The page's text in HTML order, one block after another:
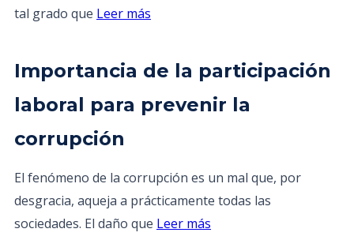
tal grado que Leer más
Importancia de la participación
laboral para prevenir la
corrupción
El fenómeno de la corrupción es un mal que, por
desgracia, aqueja a prácticamente todas las
sociedades. El daño que Leer más